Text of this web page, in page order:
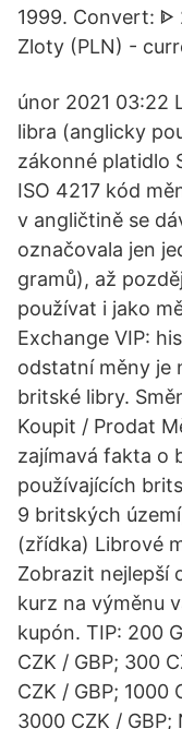
1999. Convert: ᐈ
Zloty (PLN) -
únor 2021 03:22
libra (anglicky
zákonné platidlo
ISO 4217 kód
v angličtině se
označovala jen
gramů), až
používat i jako
Exchange VIP:
odstatní měny je
britské libry.
Koupit / Prodat
zajímavá fakta o
používajících
9 britských
(zřídka) Librové
Zobrazit nejlepší
kurz na výměnu
kupón. TIP: 200
CZK / GBP; 300
CZK / GBP; 1000
3000 CZK / GBP;